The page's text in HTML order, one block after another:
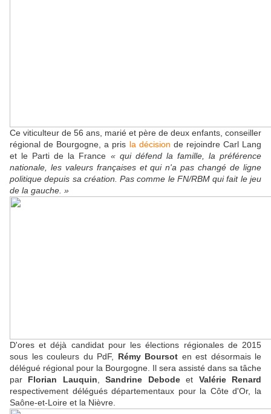
Ce viticulteur de 56 ans, marié et père de deux enfants, conseiller
régional de Bourgogne, a pris la décision de rejoindre Carl Lang
et le Parti de la France « qui défend la famille, la préférence
nationale, les valeurs françaises et qui n'a pas changé de ligne
politique depuis sa création. Pas comme le FN/RBM qui fait le jeu
de la gauche. »
D'ores et déjà candidat pour les élections régionales de 2015
sous les couleurs du PdF, Rémy Boursot en est désormais le
délégué régional pour la Bourgogne. Il sera assisté dans sa tâche
par Florian Lauquin ,Sandrine Debodeet Valérie Renard
respectivement délégués départementaux pour la Côte d'Or, la
Saône-et-Loire et la Nièvre.